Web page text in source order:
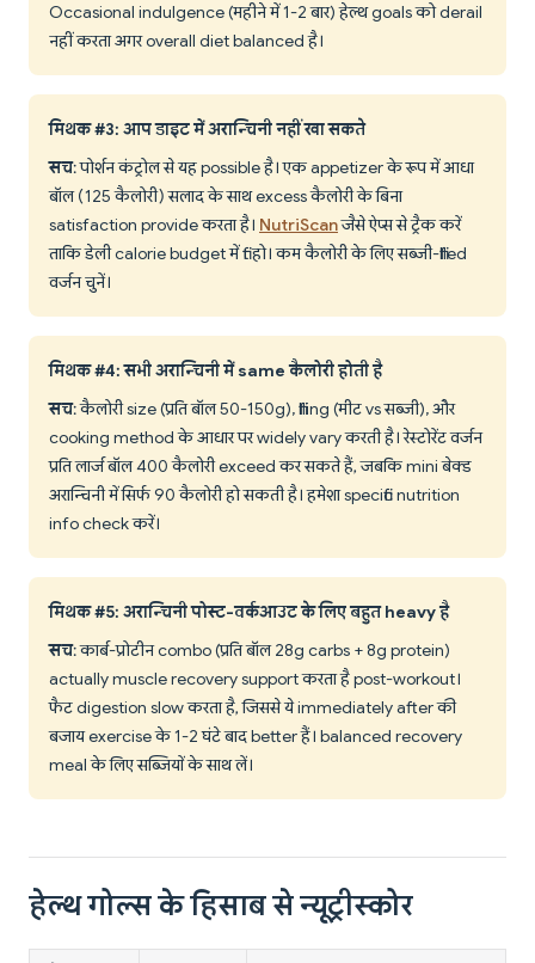
Occasional indulgence (महीने में 1-2 बार) हेल्थ goals को derail
नहीं करता अगर overall diet balanced है।
मिथक #3: आप डाइट में अरान्चिनी नहीं खा सकते
सच: पोर्शन कंट्रोल से यह possible है। एक appetizer के रूप में आधा
बॉल (125 कैलोरी) सलाद के साथ excess कैलोरी के बिना
satisfaction provide करता है। NutriScanजैसे ऐप्स से ट्रैक करें
ताकि डेली calorie budget में fit हो। कम कैलोरी के लिए सब्जी-filled
वर्जन चुनें।
मिथक #4: सभी अरान्चिनी में same कैलोरी होती है
सच: कैलोरी size (प्रति बॉल 50-150g), filling (मीट vs सब्जी), और
cooking method के आधार पर widely vary करती है। रेस्टोरेंट वर्जन
प्रति लार्ज बॉल 400 कैलोरी exceed कर सकते हैं, जबकि mini बेक्ड
अरान्चिनी में सिर्फ 90 कैलोरी हो सकती है। हमेशा specific nutrition
info check करें।
मिथक #5: अरान्चिनी पोस्ट-वर्कआउट के लिए बहुत heavy है
सच: कार्ब-प्रोटीन combo (प्रति बॉल 28g carbs + 8g protein)
actually muscle recovery support करता है post-workout।
फैट digestion slow करता है, जिससे ये immediately after की
बजाय exercise के 1-2 घंटे बाद better हैं। balanced recovery
meal के लिए सब्जियों के साथ लें।
हेल्थ गोल्स के हिसाब से न्यूट्रीस्कोर